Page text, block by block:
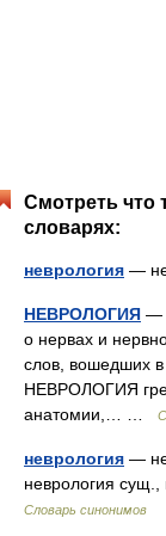
Смотреть что
словарях:
неврология —
НЕВРОЛОГИЯ —
о нервах и
слов, вошедших в
НЕВРОЛОГИЯ
анатомии,… …
неврология —
неврология
Словарь синонимов